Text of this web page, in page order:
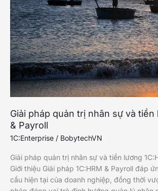
bãi
1C:Trade
Management
Giải pháp quản trị nhân sự và tiền
& Payroll
1C:Enterprise / BobytechVN
Giải pháp quản trị nhân sự và tiền lương
Giới thiệu Giải pháp 1C:HRM & Payroll đáp
cầu hiện tại của doanh nghiệp, đồng thời